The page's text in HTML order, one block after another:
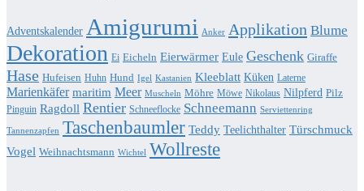
Adventskalender Amigurumi Anker Applikation Blume
Dekoration Ei Eicheln Eierwärmer Eule Geschenk Giraffe
Hase Hufeisen Huhn Hund Igel Kastanien Kleeblatt Küken Laterne
Marienkäfer maritim Meer Muscheln Möhre Möwe Nikolaus Nilpferd Pilz
Pinguin Ragdoll Rentier Schneeflocke Schneemann Serviettenring
Tannenzapfen Taschenbaumler Teddy Teelichthalter Türschmuck
Vogel Weihnachtsmann Wichtel Wollreste